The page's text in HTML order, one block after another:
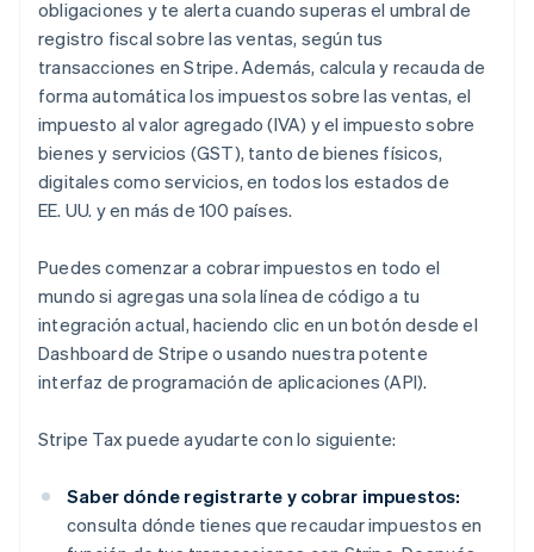
obligaciones y te alerta cuando superas el umbral de
registro fiscal sobre las ventas, según tus
transacciones en Stripe. Además, calcula y recauda de
forma automática los impuestos sobre las ventas, el
impuesto al valor agregado (IVA) y el impuesto sobre
bienes y servicios (GST), tanto de bienes físicos,
digitales como servicios, en todos los estados de
EE. UU. y en más de 100 países.
Puedes comenzar a cobrar impuestos en todo el
mundo si agregas una sola línea de código a tu
integración actual, haciendo clic en un botón desde el
Dashboard de Stripe o usando nuestra potente
interfaz de programación de aplicaciones (API).
Stripe Tax puede ayudarte con lo siguiente:
Saber dónde registrarte y cobrar impuestos:
consulta dónde tienes que recaudar impuestos en